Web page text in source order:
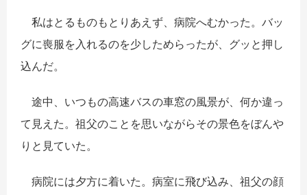
私はとるものもとりあえず、病院へむかった。バッ
グに喪服を入れるのを少しためらったが、グッと押し
込んだ。
途中、いつもの高速バスの車窓の風景が、何か違っ
て見えた。祖父のことを思いながらその景色をぼんや
りと見ていた。
病院には夕方に着いた。病室に飛び込み、祖父の顔